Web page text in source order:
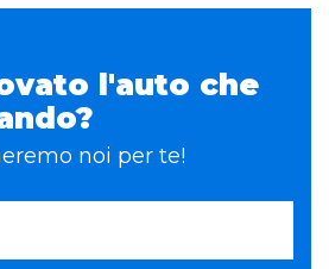
l'auto che
noi per te!